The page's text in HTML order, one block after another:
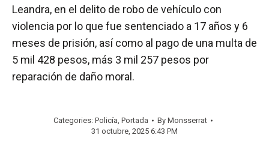
Leandra, en el delito de robo de vehículo con
violencia por lo que fue sentenciado a 17 años y 6
meses de prisión, así como al pago de una multa de
5 mil 428 pesos, más 3 mil 257 pesos por
reparación de daño moral.
Categories: Policía, Portada By Monsserrat
31 octubre, 2025 6:43 PM